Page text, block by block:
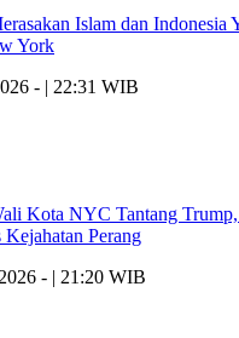
Islam dan Indonesia
York
- | 22:31 WIB
Kota NYC Tantang
Kejahatan Perang
- | 21:20 WIB